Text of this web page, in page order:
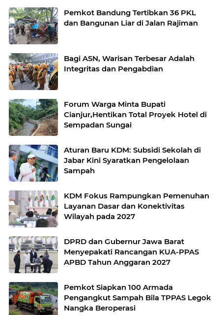
Pemkot Bandung Tertibkan 36 PKL
dan Bangunan Liar di Jalan Rajiman
Bagi ASN, Warisan Terbesar Adalah
Integritas dan Pengabdian
Forum Warga Minta Bupati
Cianjur,Hentikan Total Proyek Hotel di
Sempadan Sungai
Aturan Baru KDM: Subsidi Sekolah di
Jabar Kini Syaratkan Pengelolaan
Sampah
KDM Fokus Rampungkan Pemenuhan
Layanan Dasar dan Konektivitas
Wilayah pada 2027
DPRD dan Gubernur Jawa Barat
Menyepakati Rancangan KUA-PPAS
APBD Tahun Anggaran 2027
Pemkot Siapkan 100 Armada
Pengangkut Sampah Bila TPPAS Legok
Nangka Beroperasi